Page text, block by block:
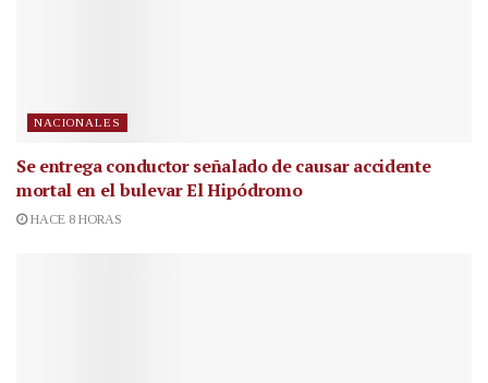
NACIONALES
Se entrega conductor señalado de causar accidente
mortal en el bulevar El Hipódromo
HACE 8 HORAS